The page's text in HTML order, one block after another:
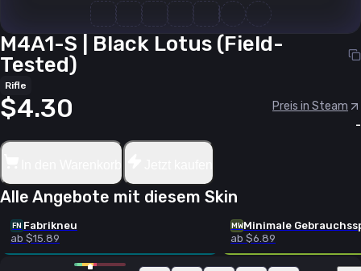
M4A1-S | Black Lotus (Field-
Tested)
Rifle
$4.30
Preis in Steam
-
Alle Angebote mit diesem Skin
FN Fabrikneu
ab $15.89
MWMinimale
ab $6.89